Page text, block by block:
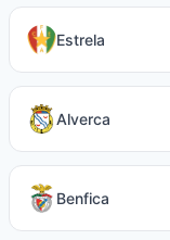
Estrela
Alverca
Benfica